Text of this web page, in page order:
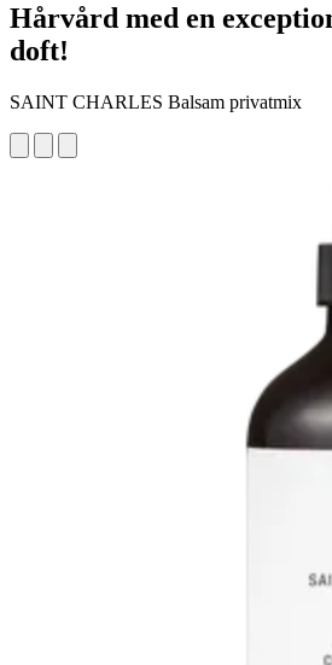
Hårvård med en
doft!
SAINT CHARLES Balsam privatmix